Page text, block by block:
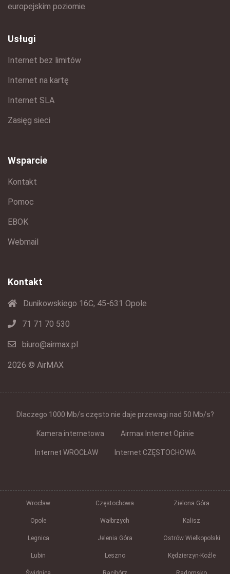
europejskim poziomie.
Usługi
Internet bez limitów
Internet na kartę
Internet SLA
Zasięg sieci
Wsparcie
Kontakt
Pomoc
EBOK
Webmail
Kontakt
Dunikowskiego 16C, 45-631 Opole
71 71 70 530
biuro@airmax.pl
2026 © AirMAX
Dlaczego 1000 Mb/s często nie daje przewagi nad 50 Mb/s?
Kamera internetowa Airmax Internet Opinie
Internet WROCŁAW Internet CZĘSTOCHOWA
Wrocław Częstochowa Zielona Góra
Opole Wałbrzych Kalisz
Legnica Jelenia Góra Ostrów Wielkopolski
Lubin Leszno Kędzierzyn-Koźle